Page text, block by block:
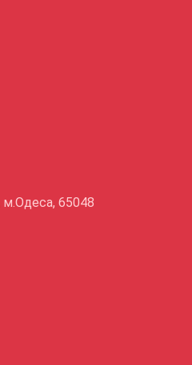
м.Одеса, 65048